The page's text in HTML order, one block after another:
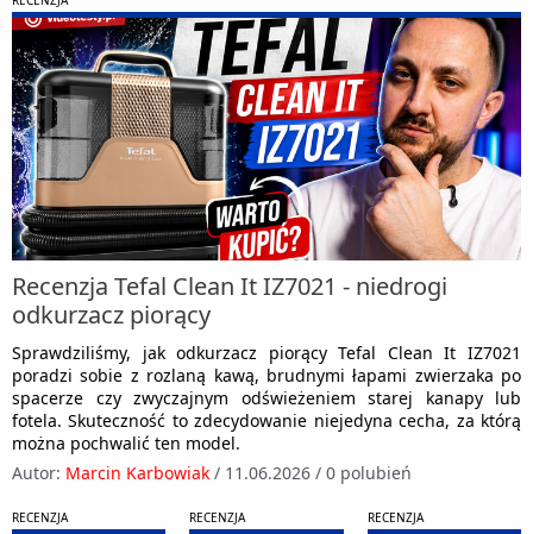
Recenzja Tefal Clean It IZ7021 - niedrogi
odkurzacz piorący
Sprawdziliśmy, jak odkurzacz piorący Tefal Clean It IZ7021
poradzi sobie z rozlaną kawą, brudnymi łapami zwierzaka po
spacerze czy zwyczajnym odświeżeniem starej kanapy lub
fotela. Skuteczność to zdecydowanie niejedyna cecha, za którą
można pochwalić ten model.
Autor: Marcin Karbowiak / 11.06.2026 / 0 polubień
RECENZJA RECENZJA RECENZJA